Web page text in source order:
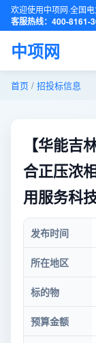
欢迎使用中项网·全国
客服热线：400-8161-
中项网
首页 / 招投标信息
【华能吉
合正压浓
用服务科
发布时间
所在地区
标的物
预算金额